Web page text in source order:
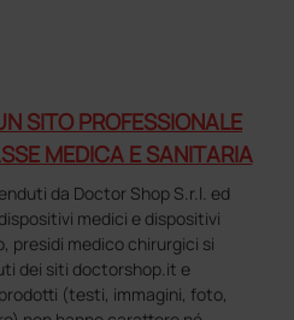
SITO PROFESSIONALE
MEDICA E SANITARIA
da Doctor Shop S.r.l. ed
medici e dispositivi
presidi medico chirurgici si
dei siti doctorshop.it e
(testi, immagini, foto,